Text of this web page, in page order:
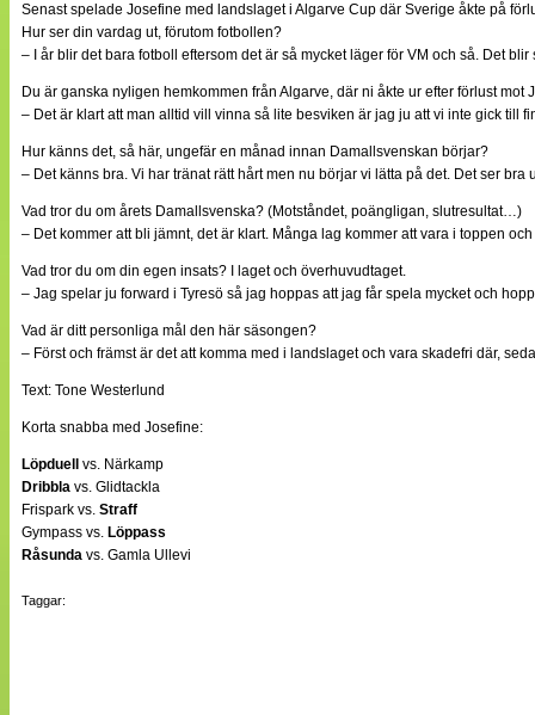
Senast spelade Josefine med landslaget i Algarve Cup där Sverige åkte på
Hur ser din vardag ut, förutom fotbollen?
– I år blir det bara fotboll eftersom det är så mycket läger för VM och så. Det
Du är ganska nyligen hemkommen från Algarve, där ni åkte ur efter förlust
– Det är klart att man alltid vill vinna så lite besviken är jag ju att vi inte gick till
Hur känns det, så här, ungefär en månad innan Damallsvenskan börjar?
– Det känns bra. Vi har tränat rätt hårt men nu börjar vi lätta på det. Det ser bra
Vad tror du om årets Damallsvenska? (Motståndet, poängligan, slutresultat…)
– Det kommer att bli jämnt, det är klart. Många lag kommer att vara i toppen
Vad tror du om din egen insats? I laget och överhuvudtaget.
– Jag spelar ju forward i Tyresö så jag hoppas att jag får spela mycket och
Vad är ditt personliga mål den här säsongen?
– Först och främst är det att komma med i landslaget och vara skadefri där,
Text: Tone Westerlund
Korta snabba med Josefine:
Löpduell
vs. Närkamp
Dribbla vs. Glidtackla
Frispark vs. Straff
Gympass vs. Löppass
Råsunda vs. Gamla Ullevi
Taggar: